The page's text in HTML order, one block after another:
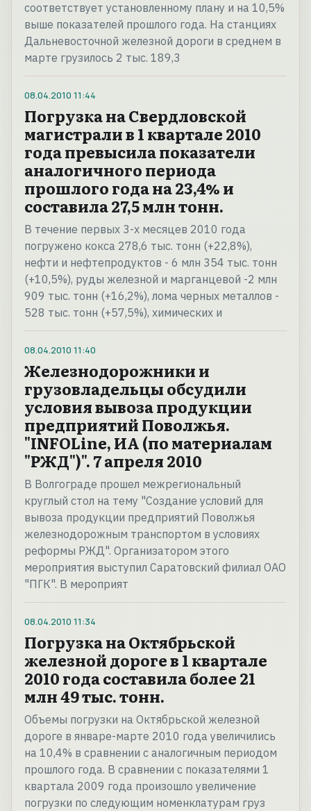
соответствует установленному плану и на 10,5%
выше показателей прошлого года. На станциях
Дальневосточной железной дороги в среднем в
марте грузилось 2 тыс. 189,3
08.04.2010 11:44
Погрузка на Свердловской
магистрали в 1 квартале 2010
года превысила показатели
аналогичного периода
прошлого года на 23,4% и
составила 27,5 млн тонн.
В течение первых 3-х месяцев 2010 года
погружено кокса 278,6 тыс. тонн (+22,8%),
нефти и нефтепродуктов - 6 млн 354 тыс. тонн
(+10,5%), руды железной и марганцевой -2 млн
909 тыс. тонн (+16,2%), лома черных металлов -
528 тыс. тонн (+57,5%), химических и
08.04.2010 11:40
Железнодорожники и
грузовладельцы обсудили
условия вывоза продукции
предприятий Поволжья.
"INFOLine, ИА (по материалам
"РЖД")". 7 апреля 2010
В Волгограде прошел межрегиональный
круглый стол на тему "Создание условий для
вывоза продукции предприятий Поволжья
железнодорожным транспортом в условиях
реформы РЖД". Организатором этого
мероприятия выступил Саратовский филиал ОАО
"ПГК". В мероприят
08.04.2010 11:34
Погрузка на Октябрьской
железной дороге в 1 квартале
2010 года составила более 21
млн 49 тыс. тонн.
Объемы погрузки на Октябрьской железной
дороге в январе-марте 2010 года увеличились
на 10,4% в сравнении с аналогичным периодом
прошлого года. В сравнении с показателями 1
квартала 2009 года произошло увеличение
погрузки по следующим номенклатурам груз